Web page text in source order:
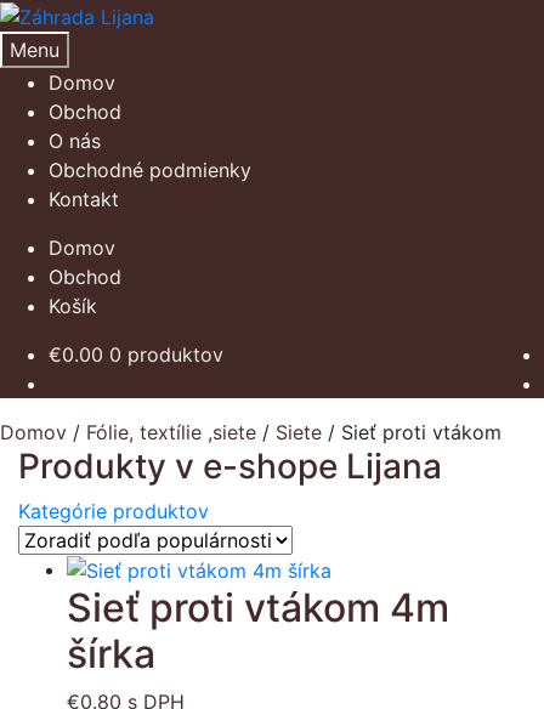
Preskočiť
na
navigáciu
Preskočiť
na
obsah
Menu
Domov
Obchod
O nás
Obchodné podmienky
Kontakt
Domov
Obchod
Košík
€0.00 0 produktov
Domov / Fólie, textílie ,siete / Siete / Sieť proti vtákom
Produkty v e-shope Lijana
Kategórie produktov
Sieť proti vtákom 4m
šírka
€0.80 s DPH